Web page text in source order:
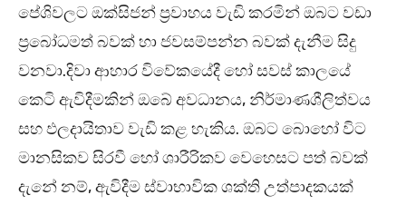
පේශිවලට ඔක්සිජන් ප්‍රවාහය වැඩි කරමින් ඔබට වඩා
ප්‍රබෝධමත් බවක් හා ජවසම්පන්න බවක් දැනීම සිදු
වනවා.දිවා ආහාර විවේකයේදී හෝ සවස් කාලයේ
කෙටි ඇවිදීමකින් ඔබේ අවධානය, නිර්මාණශීලිත්වය
සහ ඵලදායිතාව වැඩි කළ හැකිය. ඔබට බොහෝ විට
මානසිකව සිරවී හෝ ශාරීරිකව වෙහෙසට පත් බවක්
දැනේ නම්, ඇවිදීම ස්වාභාවික ශක්ති උත්පාදකයක්